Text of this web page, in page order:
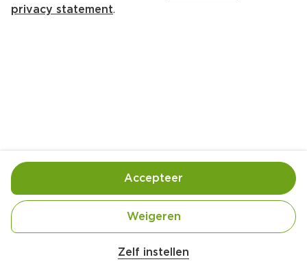
PLUS Boerentrots Kipfilet
privacy statement.
Zelf instellen
Weigeren
Accepteer